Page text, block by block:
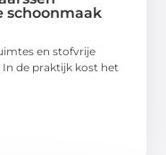
schoonmaak
en stofvrije
de praktijk kost het